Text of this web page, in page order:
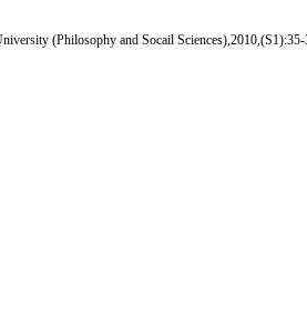
(Philosophy and Socail Sciences),2010,(S1):35-